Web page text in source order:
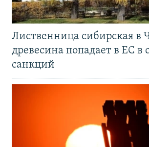
Лиственница сибирская в
древесина попадает в ЕС в
санкций